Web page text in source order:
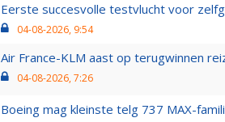
Eerste succesvolle testvlucht voor
04-08-2026, 9:54
Air France-KLM aast op terugwinnen
04-08-2026, 7:26
Boeing mag kleinste telg 737 MAX-